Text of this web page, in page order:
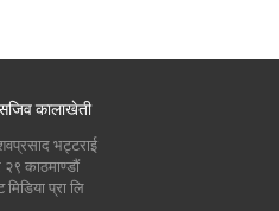
कालाखेती
भट्टराई
काठमाण्डौं
मिडिया प्रा लि